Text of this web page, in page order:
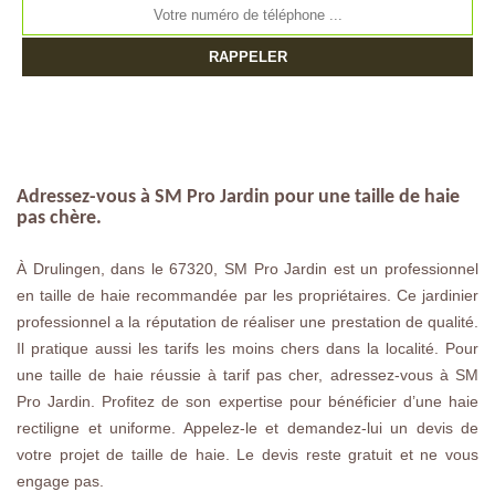
Adressez-vous à SM Pro Jardin pour une taille de haie
pas chère.
À Drulingen, dans le 67320, SM Pro Jardin est un professionnel
en taille de haie recommandée par les propriétaires. Ce jardinier
professionnel a la réputation de réaliser une prestation de qualité.
Il pratique aussi les tarifs les moins chers dans la localité. Pour
une taille de haie réussie à tarif pas cher, adressez-vous à SM
Pro Jardin. Profitez de son expertise pour bénéficier d’une haie
rectiligne et uniforme. Appelez-le et demandez-lui un devis de
votre projet de taille de haie. Le devis reste gratuit et ne vous
engage pas.